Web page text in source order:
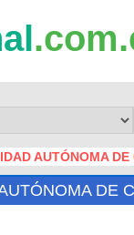
AUTÓNOMA
DE